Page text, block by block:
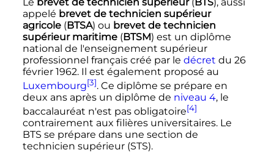
appelé brevet de technicien supérieur
agricole(BTSA) ou brevet de technicien
supérieur maritime(BTSM) est un diplôme
national de l'enseignement supérieur
professionnel français créé par le décret du 26
février 1962. Il est également proposé au
Luxembourg[3]. Ce diplôme se prépare en
deux ans après un diplôme de niveau 4, le
baccalauréat n'est pas obligatoire[4]
contrairement aux filières universitaires. Le
BTS se prépare dans une section de
technicien supérieur (STS).